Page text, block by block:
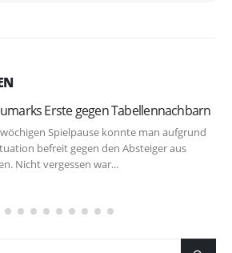
Erste gegen Tabellennachbarn
Spielpause konnte man aufgrund
befreit gegen den Absteiger aus
Nicht vergessen war...